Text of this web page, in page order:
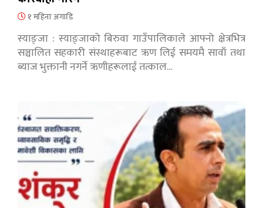
१ महिना अगाडि
स्याङ्जा : स्याङ्जाको बिरुवा गाउँपालिकाले आफ्नो क्षेत्रभित्र
सञ्चालित सहकारी संस्थाहरूबाट ऋण लिई समयमै सावाँ तथा
ब्याज भुक्तानी नगर्ने ऋणीहरूलाई तत्काल…